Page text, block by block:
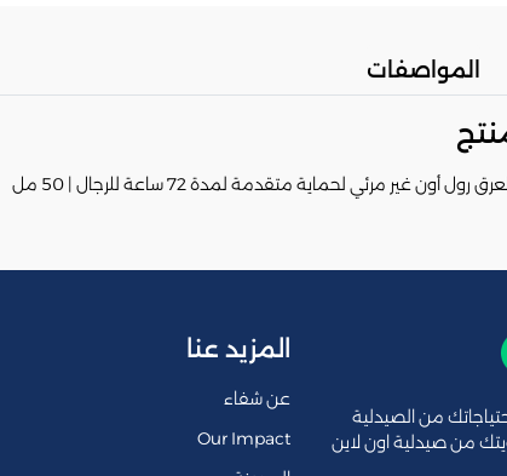
المواصفات
أون غير مرئي لحماية متقدمة لمدة 72 ساعة للرجال | 50 مل
من الصيدلية
من صيدلية اون لاين
المزيد عنا
عن شفاء
Our Impact